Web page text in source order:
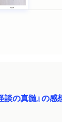
談の真髄』の